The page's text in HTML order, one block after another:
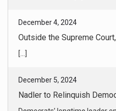
December 5, 2024
Nadler to Relinquish
Democrats’ longtime leader
December 4, 2024
Pardon Backlash Reflects